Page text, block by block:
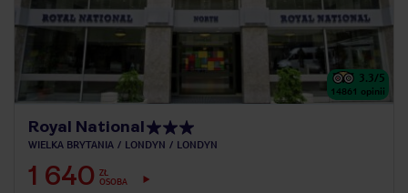
3.3/5
14861 opinii
Royal National
WIELKA BRYTANIA LONDYN LONDYN
1 640 ZŁ
OSOBA